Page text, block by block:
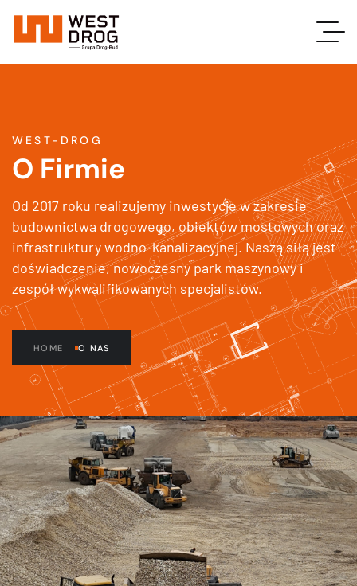
WEST-DROG
O Firmie
Od 2017 roku realizujemy inwestycje w zakresie
budownictwa drogowego, obiektów mostowych oraz
infrastruktury wodno-kanalizacyjnej. Naszą siłą jest
doświadczenie, nowoczesny park maszynowy i
zespół wykwalifikowanych specjalistów.
HOME O NAS